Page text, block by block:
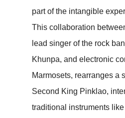
part of the intangible
This collaboration
lead singer of the rock
Khunpa, and electronic
Marmosets, rearranges a
Second King Pinklao,
traditional instruments